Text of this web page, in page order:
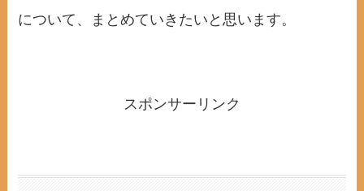
について、まとめていきたいと思います。
スポンサーリンク